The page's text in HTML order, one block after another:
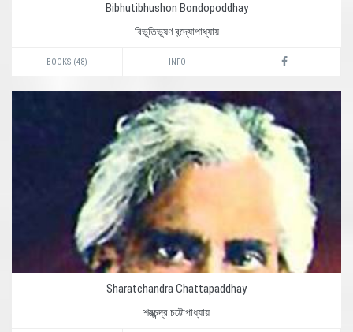
Bibhutibhushon Bondopoddhay
বিভূতিভূষণ বন্দ্যোপাধ্যায়
BOOKS (48) INFO
Sharatchandra Chattapaddhay
শরত্‍চন্দ্র চট্টোপাধ্যায়